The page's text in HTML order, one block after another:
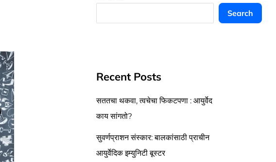
Search
Recent Posts
सततचा थकवा, त्वचेचा फिकटपणा : आयुर्वेद
काय सांगतो?
सुवर्णप्राशन संस्कार: बालकांसाठी प्राचीन
आयुर्वेदिक इम्युनिटी बूस्टर